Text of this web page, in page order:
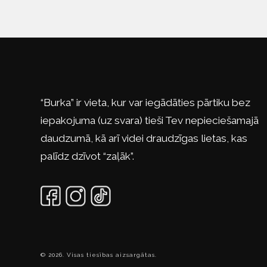
“Burka” ir vieta, kur var iegādāties pārtiku bez
iepakojuma (uz svara) tieši Tev nepieciešamajā
daudzumā, kā arī videi draudzīgas lietas, kas
palīdz dzīvot “zaļāk”.
© 2026. Visas tiesības aizsargātas.